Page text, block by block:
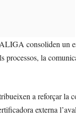
consoliden un
processos, la
a reforçar la
externa